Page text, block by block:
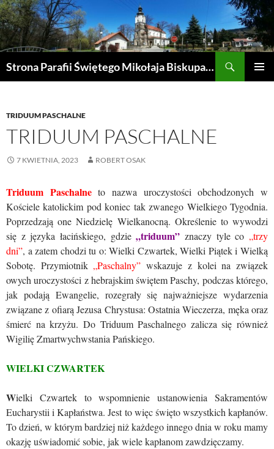
Przejdź
do
treści
Strona Parafii Świętego Mikołaja Biskupa w Żegocinie
TRIDUUM PASCHALNE
TRIDUUM PASCHALNE
7 KWIETNIA, 2023 ROBERT OSAK
Triduum Paschalneto nazwa uroczystości obchodzonych w
Kościele katolickim pod koniec tak zwanego Wielkiego Tygodnia.
Poprzedzają one Niedzielę Wielkanocną. Określenie to wywodzi
się z języka łacińskiego, gdzie„triduum” znaczy tyle co „trzy
dni”, a zatem chodzi tu o: Wielki Czwartek, Wielki Piątek i Wielką
Sobotę. Przymiotnik „Paschalny” wskazuje z kolei na związek
owych uroczystości z hebrajskim świętem Paschy, podczas którego,
jak podają Ewangelie, rozegrały się najważniejsze wydarzenia
związane z ofiarą Jezusa Chrystusa: Ostatnia Wieczerza, męka oraz
śmierć na krzyżu. Do Triduum Paschalnego zalicza się również
Wigilię Zmartwychwstania Pańskiego.
WIELKI CZWARTEK
Wielki Czwartek to wspomnienie ustanowienia Sakramentów
Eucharystii i Kapłaństwa. Jest to więc święto wszystkich kapłanów.
To dzień, w którym bardziej niż każdego innego dnia w roku mamy
okazję uświadomić sobie, jak wiele kapłanom zawdzięczamy.